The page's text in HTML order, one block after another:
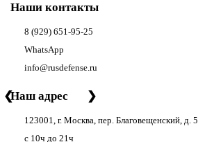
Наши контакты
8 (929) 651-95-25
WhatsApp
info@rusdefense.ru
❮Наш адрес ❯
123001, г. Москва, пер. Благовещенский, д. 5
с 10ч до 21ч